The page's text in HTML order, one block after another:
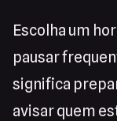
Escolha um
pausar
significa
avisar quem